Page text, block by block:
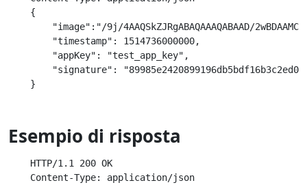
    {
"image":"/9j/4AAQSkZJRgABAQAAAQABAAD/
        "timestamp": 1514736000000,
        "appKey": "test_app_key",
"signature":
Esempio di risposta
    HTTP/1.1 200 OK
    Content-Type: application/json